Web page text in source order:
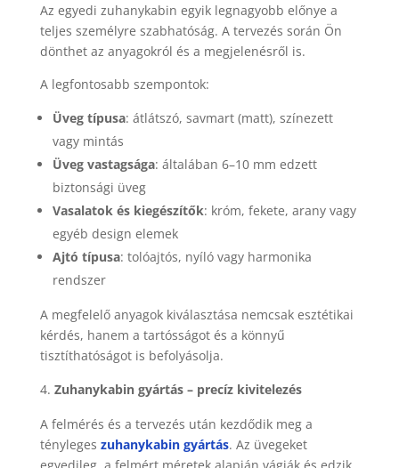
Az egyedi zuhanykabin egyik legnagyobb előnye a
teljes személyre szabhatóság. A tervezés során Ön
dönthet az anyagokról és a megjelenésről is.
A legfontosabb szempontok:
Üveg típusa: átlátszó, savmart (matt), színezett
vagy mintás
Üveg vastagsága: általában 6–10 mm edzett
biztonsági üveg
Vasalatok és kiegészítők: króm, fekete, arany vagy
egyéb design elemek
Ajtó típusa: tolóajtós, nyíló vagy harmonika
rendszer
A megfelelő anyagok kiválasztása nemcsak esztétikai
kérdés, hanem a tartósságot és a könnyű
tisztíthatóságot is befolyásolja.
Zuhanykabin gyártás – precíz kivitelezés
A felmérés és a tervezés után kezdődik meg a
tényleges zuhanykabin gyártás. Az üvegeket